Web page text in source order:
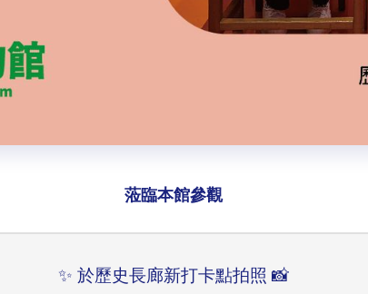
蒞臨本館參觀
✨ 於歷史長廊新打卡點拍照 📸